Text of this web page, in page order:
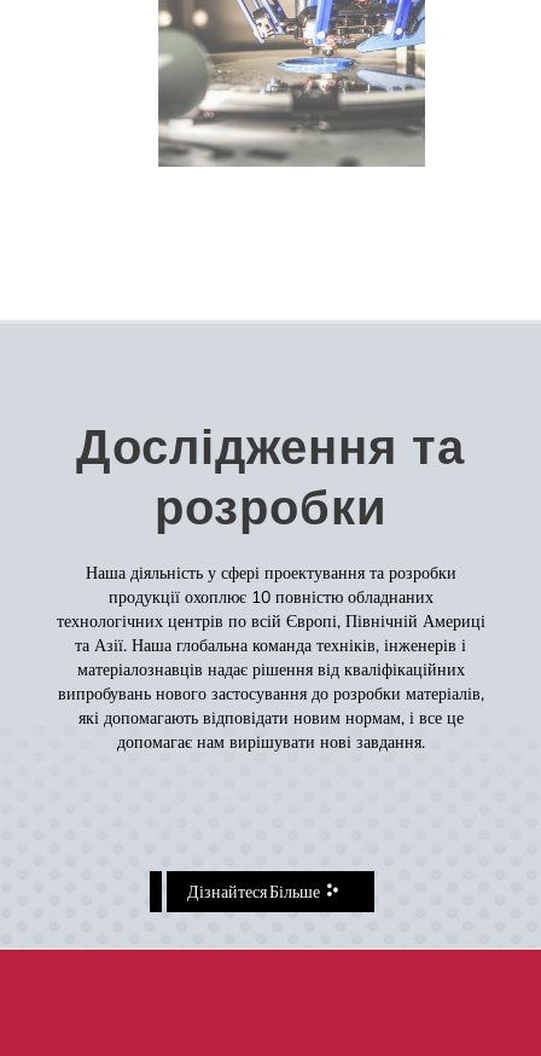
Дослідження та
розробки
Наша діяльність у сфері проектування та розробки
продукції охоплює 10 повністю обладнаних
технологічних центрів по всій Європі, Північній Америці
та Азії. Наша глобальна команда техніків, інженерів і
матеріалознавців надає рішення від кваліфікаційних
випробувань нового застосування до розробки матеріалів,
які допомагають відповідати новим нормам, і все це
допомагає нам вирішувати нові завдання.
Дізнайтеся Більше